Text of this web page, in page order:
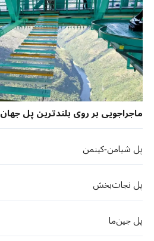
ماجراجویی بر روی بلندترین پل جهان
پل شیامن-کینمن
پل نجات‌بخش
پل جین‌ما